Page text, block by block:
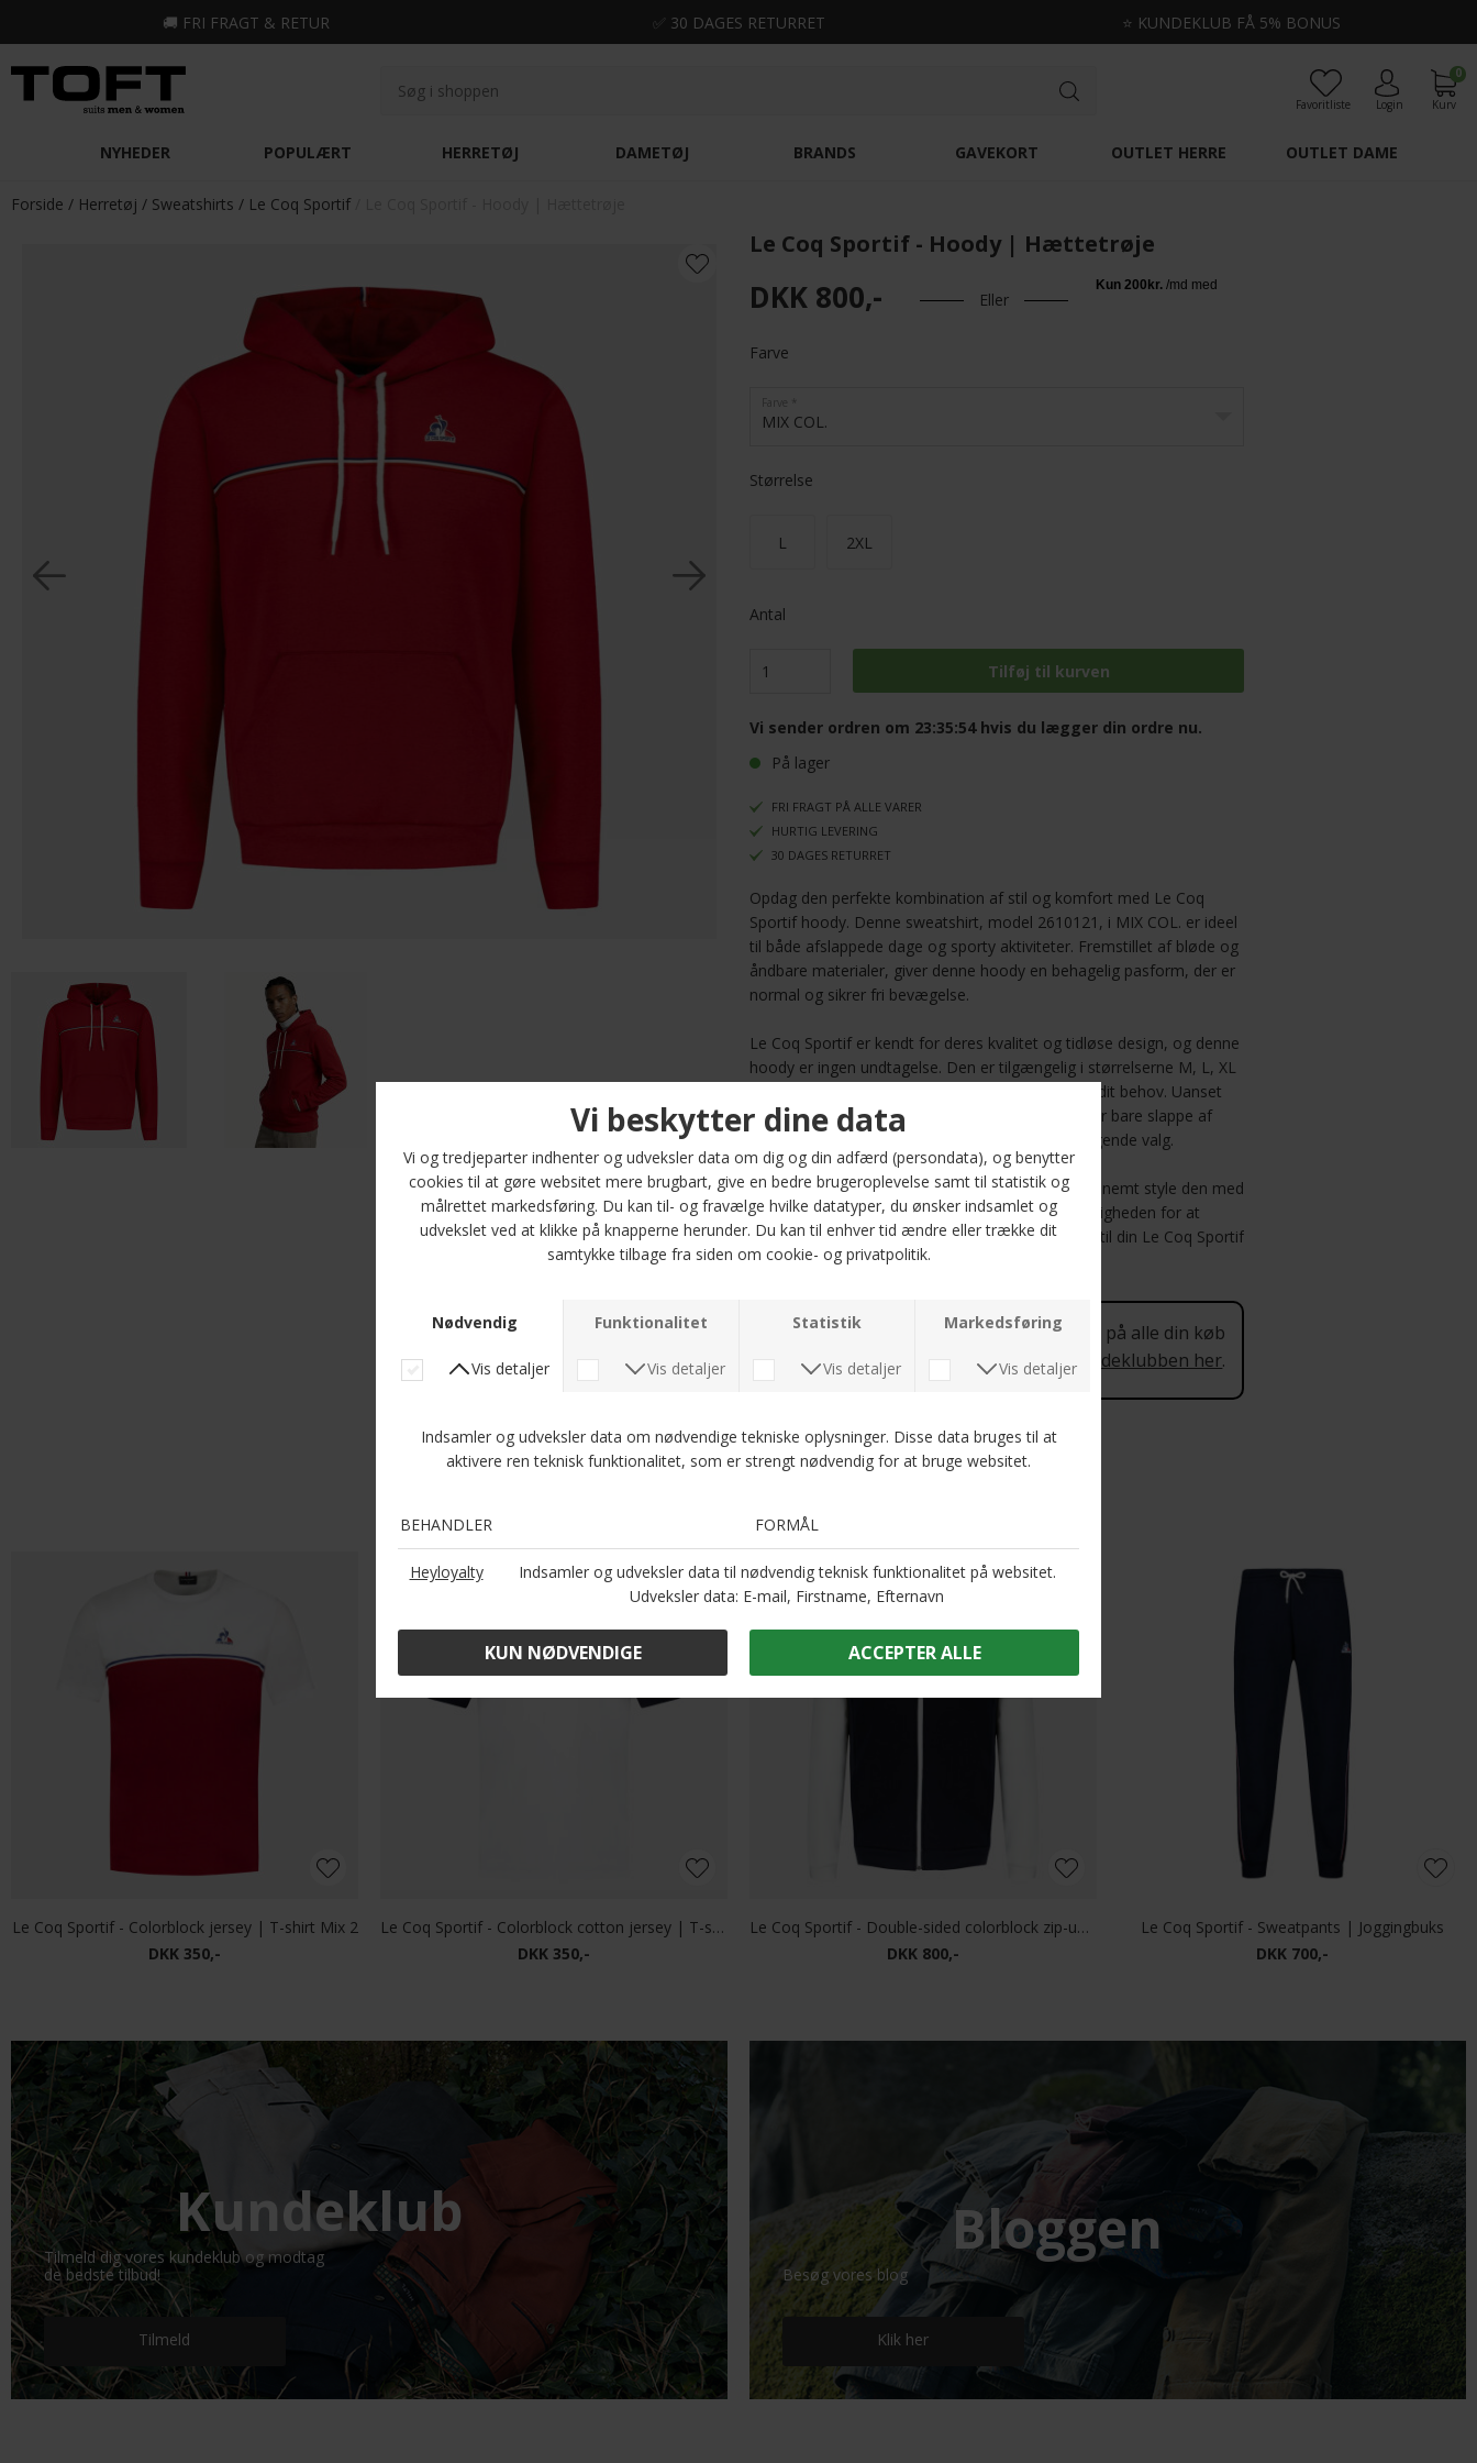
🚚 FRI FRAGT & RETUR ✅ 30 DAGES RETURRET ⭐ KUNDEKLUB FÅ 5% BONUS
Kurv
0
Login
Favoritliste
NYHEDER POPULÆRT HERRETØJ DAMETØJ BRANDS GAVEKORT OUTLET HERRE OUTLET DAME
Forside Herretøj Sweatshirts Le Coq Sportif
Le Coq Sportif - Hoody | Hættetrøje
DKK 800,- Eller
Farve
MIX COL.
Farve
Størrelse
L 2XL
Antal
Vi sender ordren om 23:35:53hvis du lægger din ordre nu.
På lager
FRI FRAGT PÅ ALLE VARER
HURTIG LEVERING
30 DAGES RETURRET
Opdag den perfekte kombination af stil og komfort med Le Coq
Sportif hoody. Denne sweatshirt, model 2610121, i MIX COL. er ideel
til både afslappede dage og sporty aktiviteter. Fremstillet af bløde og
åndbare materialer, giver denne hoody en behagelig pasform, der er
normal og sikrer fri bevægelse.
Le Coq Sportif er kendt for deres kvalitet og tidløse design, og denne
hoody er ingen undtagelse. Den er tilgængelig i størrelserne M, L, XL
og 2XL, så du kan finde den perfekte størrelse til dit behov. Uanset
om du skal på en afslappet tur med vennerne eller bare slappe af
derhjemme, vil denne sweatshirt være et fremragende valg.
Med sit moderne udtryk og alsidige farver kan du nemt style den med
dine yndlingsjeans eller shorts. Gå ikke glip af muligheden for at
tilføje denne trendy hoody til din garderobe – bestil din Le Coq Sportif
hoody i dag!
Optjen 5 procent rabat på alle din køb
Læs mere om Kundeklubben her.
Le Coq Sportif - Colorblock jersey | T-shirt Mix 2
DKK 350,-
Le Coq Sportif - Colorblock cotton jersey | T-shirt Mix 1
DKK 350,-
Le Coq Sportif - Double-sided colorblock zip-up jacket | Sweatshirt
DKK 800,-
Le Coq Sportif - Sweatpants | Joggingbuks
DKK 700,-
Kundeklub
Tilmeld dig vores kundeklub og modtag
de bedste tilbud!
Tilmeld
Bloggen
Besøg vores blog
Klik her